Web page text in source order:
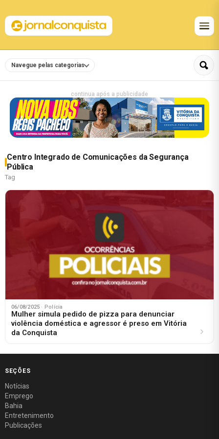
Navegue pelas categorias
continua após a publicidade
Centro Integrado de Comunicações da Segurança
Pública
Tag
06/08/2025 · Polícia
Mulher simula pedido de pizza para denunciar
violência doméstica e agressor é preso em Vitória
da Conquista
SEÇÕES
Notícias
Emprego
Bahia
Entretenimento
Publicações